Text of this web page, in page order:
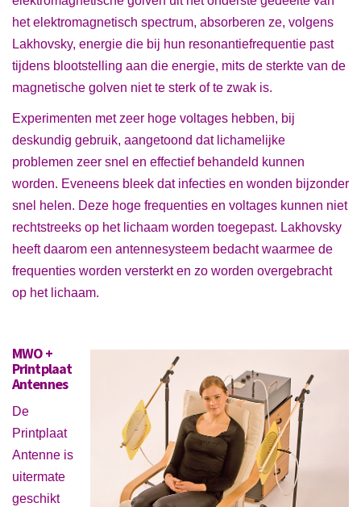
het elektromagnetisch spectrum, absorberen ze, volgens
Lakhovsky, energie die bij hun resonantiefrequentie past
tijdens blootstelling aan die energie, mits de sterkte van de
magnetische golven niet te sterk of te zwak is.
Experimenten met zeer hoge voltages hebben, bij
deskundig gebruik, aangetoond dat lichamelijke
problemen zeer snel en effectief behandeld kunnen
worden. Eveneens bleek dat infecties en wonden bijzonder
snel helen. Deze hoge frequenties en voltages kunnen niet
rechtstreeks op het lichaam worden toegepast. Lakhovsky
heeft daarom een antennesysteem bedacht waarmee de
frequenties worden versterkt en zo worden overgebracht
op het lichaam.
MWO +
Printplaat
Antennes
De
Printplaat
Antenne is
uitermate
geschikt